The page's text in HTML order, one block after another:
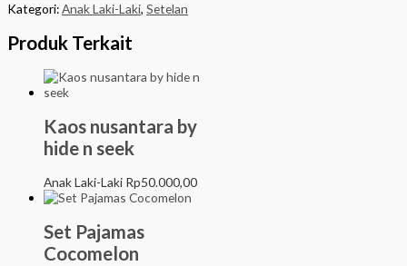
Kategori:Anak Laki-Laki, Setelan
Produk Terkait
Kaos nusantara by
hide n seek
Anak Laki-Laki Rp50.000,00
Set Pajamas
Cocomelon